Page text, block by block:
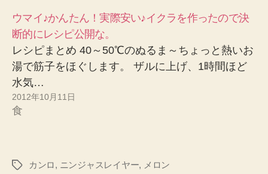
ウマイ♪かんたん！実際安い♪イクラを作ったので決
断的にレシピ公開な。
レシピまとめ 40～50℃のぬるま～ちょっと熱いお
湯で筋子をほぐします。 ザルに上げ、1時間ほど
水気…
2012年10月11日
食
タ
カンロ , ニンジャスレイヤー, メロン